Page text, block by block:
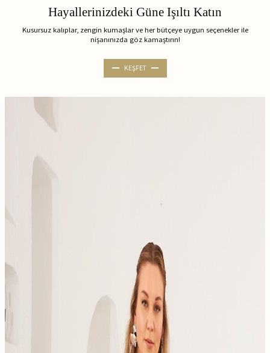
Hayallerinizdeki Güne Işıltı Katın
Kusursuz kalıplar, zengin kumaşlar ve her bütçeye uygun seçenekler ile
nişanınızda göz kamaştırın!
KEŞFET